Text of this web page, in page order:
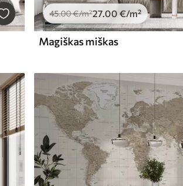
45.00€/m²27.00 €/m²
Magiškas miškas